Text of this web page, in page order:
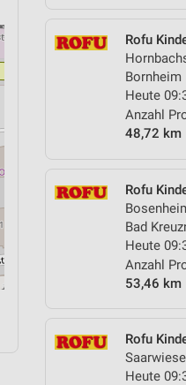
Rofu
Bornheim
Heute
Anzahl
48,72 km
Rofu
Bad
Heute
Anzahl
53,46 km
Rofu
Heute